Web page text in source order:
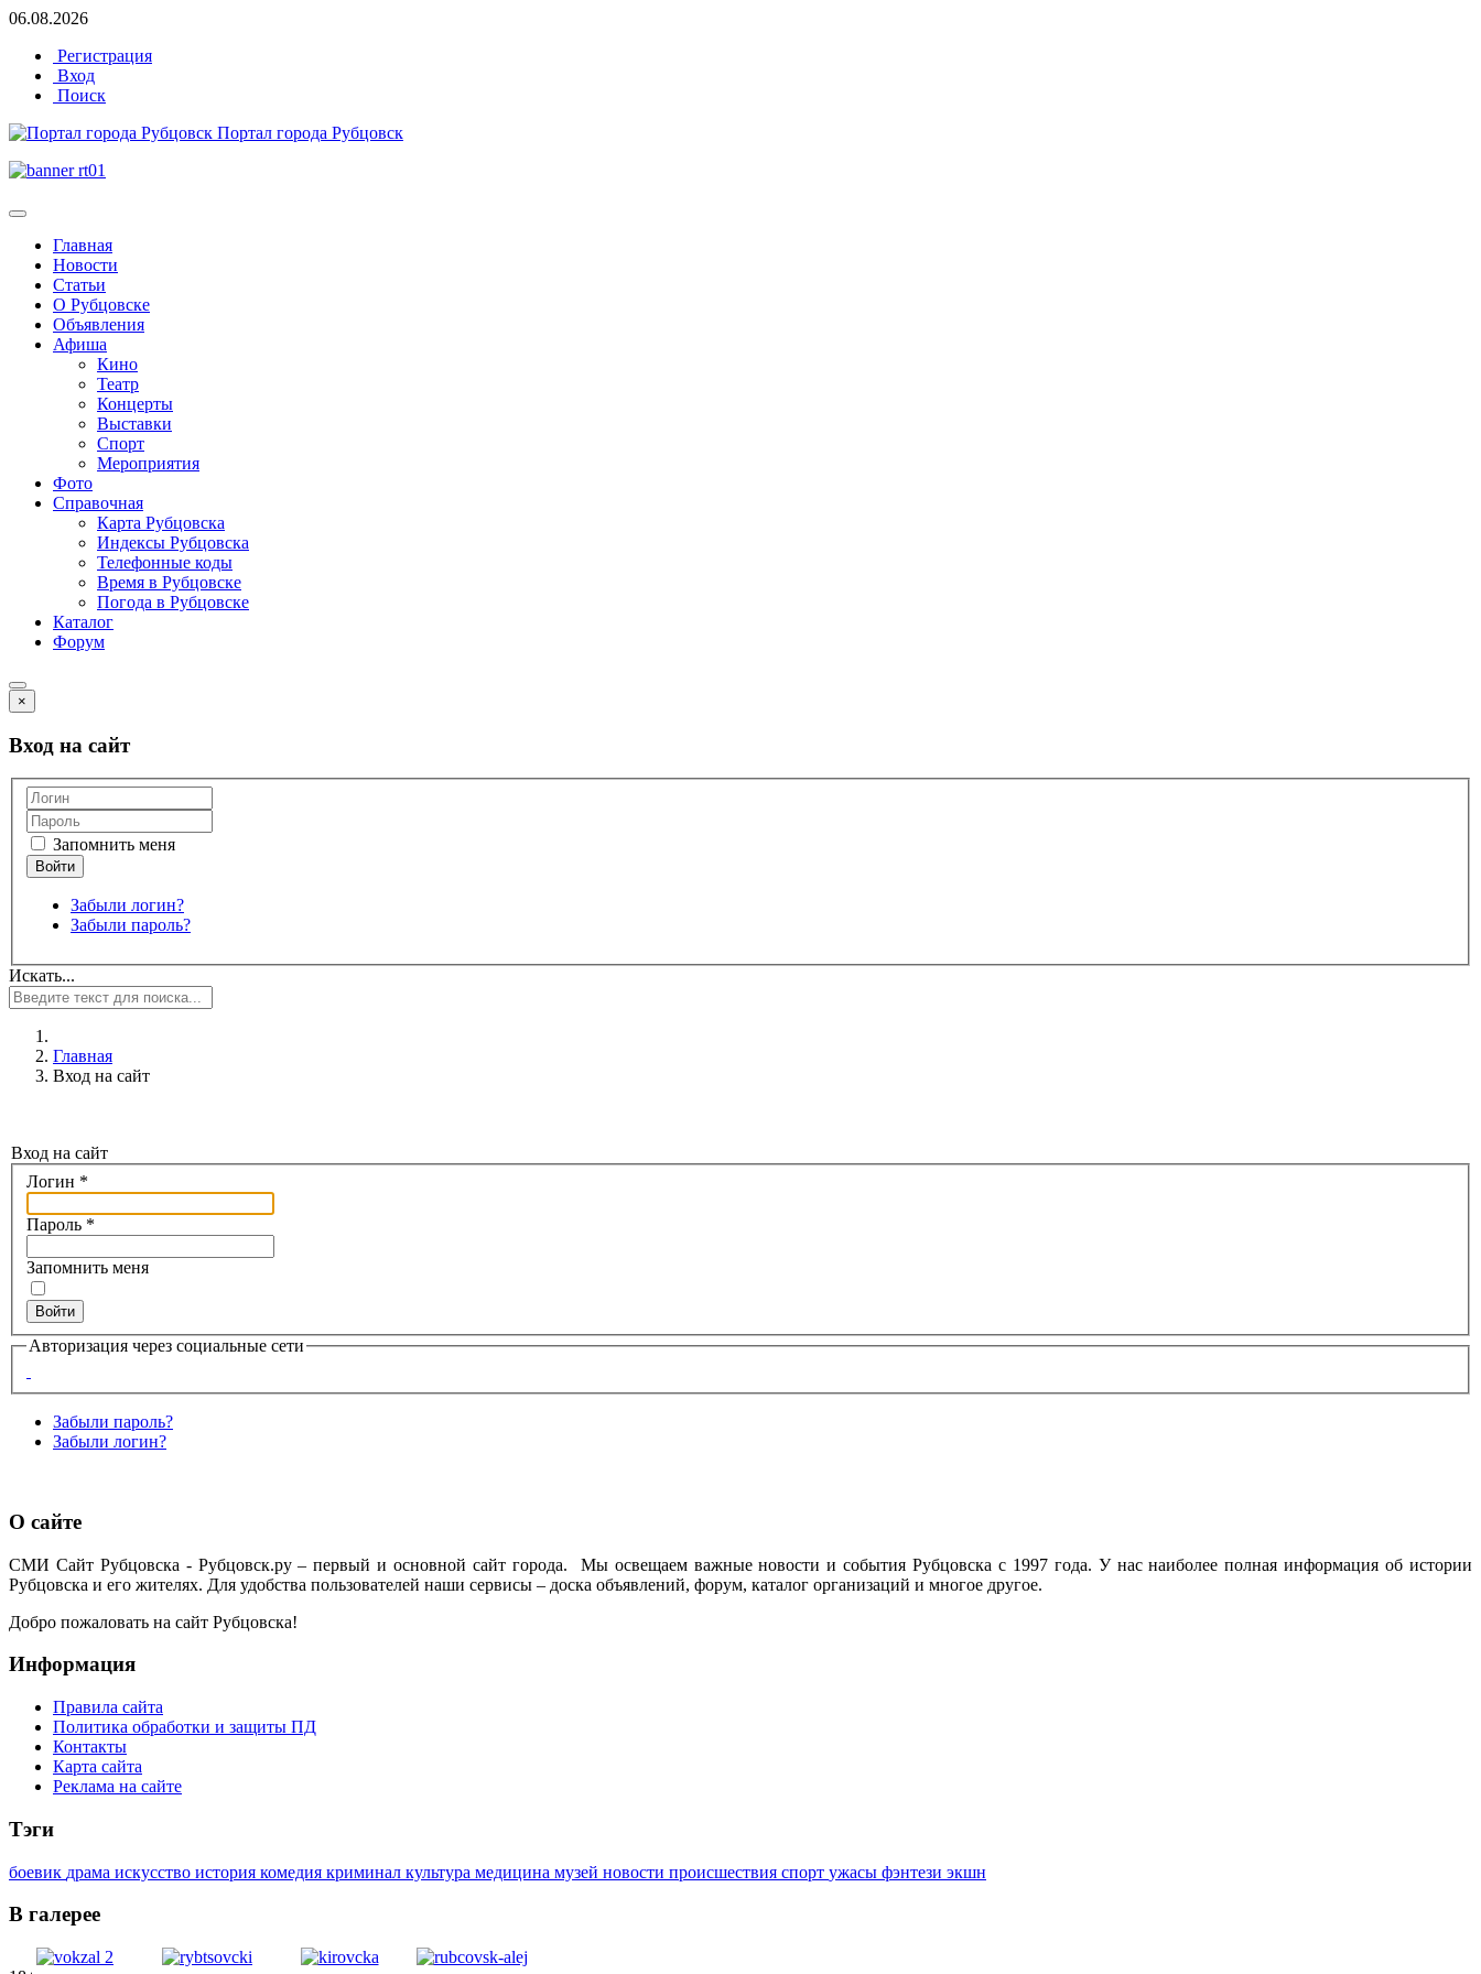
06.08.2026
Регистрация
Вход
Поиск
Портал города Рубцовск
Главная
Новости
Статьи
О Рубцовске
Объявления
Афиша
Кино
Театр
Концерты
Выставки
Спорт
Мероприятия
Фото
Справочная
Карта Рубцовска
Индексы Рубцовска
Телефонные коды
Время в Рубцовске
Погода в Рубцовске
Каталог
Форум
×
Вход на сайт
Запомнить меня
Забыли логин?
Забыли пароль?
Искать...
Главная
Вход на сайт
Вход на сайт
Логин *
Пароль *
Запомнить меня
Войти
Авторизация через социальные сети
Забыли пароль?
Забыли логин?
О сайте
СМИ Сайт Рубцовска - Рубцовск.ру – первый и основной сайт города. Мы освещаем важные новости и события Рубцовска с 1997 года. У нас наиболее полная информация об истории
Рубцовска и его жителях. Для удобства пользователей наши сервисы – доска объявлений, форум, каталог организаций и многое другое.
Добро пожаловать на сайт Рубцовска!
Информация
Правила сайта
Политика обработки и защиты ПД
Контакты
Карта сайта
Реклама на сайте
Тэги
боевик драма искусство история комедия криминал культура медицина музей новости происшествия спорт ужасы фэнтези экшн
В галерее